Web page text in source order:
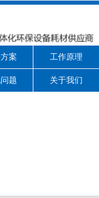
案 工作原理
题 关于我们